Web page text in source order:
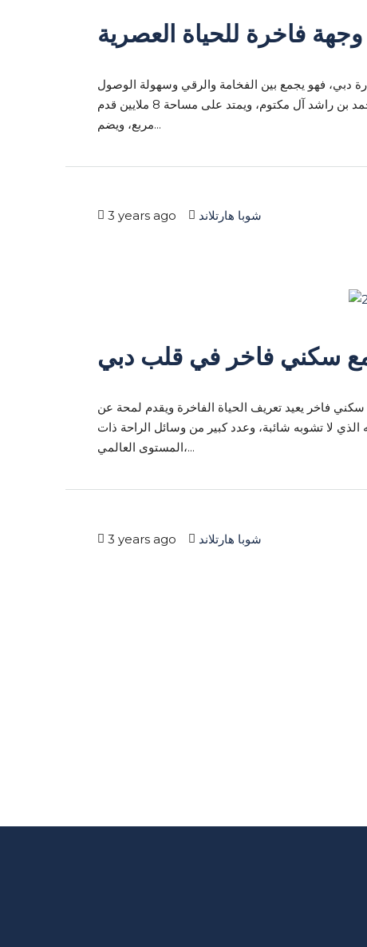
فاخرة للحياة العصرية
دبي، فهو يجمع بين الفخامة والرقي وسهولة الوصول
إلى جميع الخدمات والمرافق، حيث يقع المشروع في مدينة محمد بن راشد آل مكتوم، ويمتد على مساحة 8 ملايين قدم
مربع، ويضم...
3 years ago شوبا هارتلاند
وهو مجتمع سكني فاخر يعيد تعريف الحياة الفاخرة ويقدم لمحة عن
لا تشوبه شائبة، وعدد كبير من وسائل الراحة ذات
المستوى العالمي،...
3 years ago شوبا هارتلاند